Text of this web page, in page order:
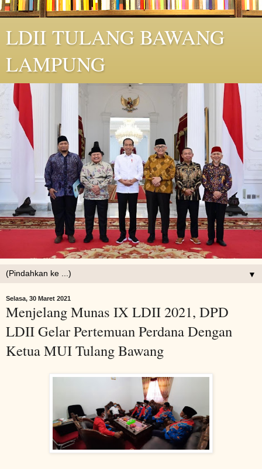
LDII TULANG BAWANG
LAMPUNG
▼
Selasa, 30 Maret 2021
Menjelang Munas IX LDII 2021, DPD
LDII Gelar Pertemuan Perdana Dengan
Ketua MUI Tulang Bawang